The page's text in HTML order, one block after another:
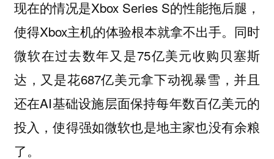
现在的情况是Xbox Series S的性能拖后腿，
使得Xbox主机的体验根本就拿不出手。同时
微软在过去数年又是75亿美元收购贝塞斯
达，又是花687亿美元拿下动视暴雪，并且
还在AI基础设施层面保持每年数百亿美元的
投入，使得强如微软也是地主家也没有余粮
了。